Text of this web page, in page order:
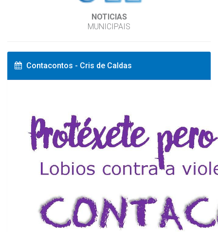
NOTICIAS
MUNICIPAIS
Contacontos - Cris de Caldas